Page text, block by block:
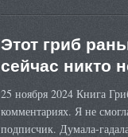
Этот гриб
сейчас никто
25 ноября 2024 Книга
комментариях. Я не
подписчик. Думала-